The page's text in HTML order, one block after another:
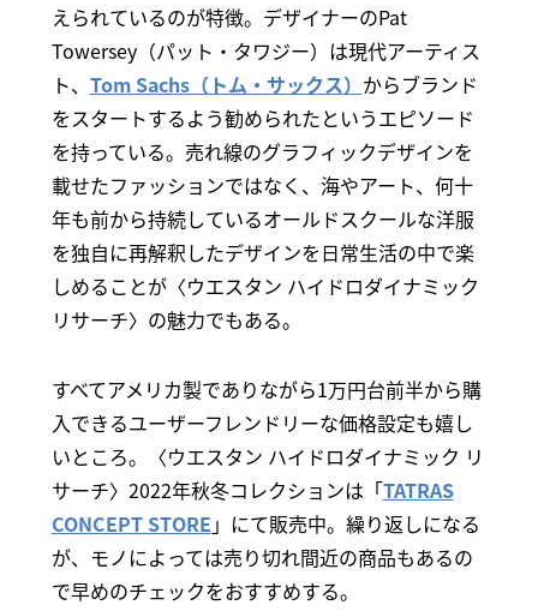
えられているのが特徴。デザイナーのPat
Towersey（パット・タワジー）は現代アーティス
ト、 Tom Sachs（トム・サックス） からブランド
をスタートするよう勧められたというエピソード
を持っている。売れ線のグラフィックデザインを
載せたファッションではなく、海やアート、何十
年も前から持続しているオールドスクールな洋服
を独自に再解釈したデザインを日常生活の中で楽
しめることが〈ウエスタン ハイドロダイナミック
リサーチ〉の魅力でもある。
すべてアメリカ製でありながら1万円台前半から購
入できるユーザーフレンドリーな価格設定も嬉し
いところ。〈ウエスタン ハイドロダイナミック リ
サーチ〉2022年秋冬コレクションは「TATRAS
CONCEPT STORE 」にて販売中。繰り返しになる
が、モノによっては売り切れ間近の商品もあるの
で早めのチェックをおすすめする。